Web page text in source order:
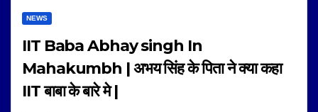
NEWS
IIT Baba Abhay singh In
Mahakumbh | अभय सिंह के पिता ने क्या कहा
IIT बाबा के बारे मे |